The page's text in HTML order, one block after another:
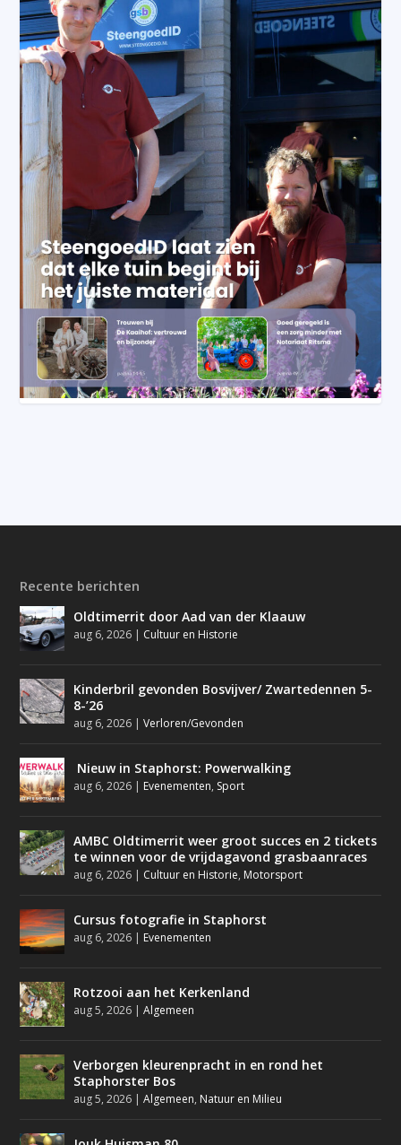
Recente berichten
Oldtimerrit door Aad van der Klaauw
aug 6, 2026 | Cultuur en Historie
Kinderbril gevonden Bosvijver/ Zwartedennen 5-
8-’26
aug 6, 2026 |Verloren/Gevonden
Nieuw in Staphorst: Powerwalking
aug 6, 2026 | Evenementen, Sport
AMBC Oldtimerrit weer groot succes en 2 tickets
te winnen voor de vrijdagavond grasbaanraces
aug 6, 2026 | Cultuur en Historie, Motorsport
Cursus fotografie in Staphorst
aug 6, 2026 | Evenementen
Rotzooi aan het Kerkenland
aug 5, 2026 |Algemeen
Verborgen kleurenpracht in en rond het
Staphorster Bos
aug 5, 2026 |Algemeen, Natuur en Milieu